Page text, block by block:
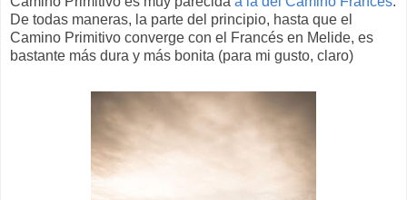
De todas maneras, la parte del principio, hasta que el
Camino Primitivo converge con el Francés en Melide, es
bastante más dura y más bonita (para mi gusto, claro)